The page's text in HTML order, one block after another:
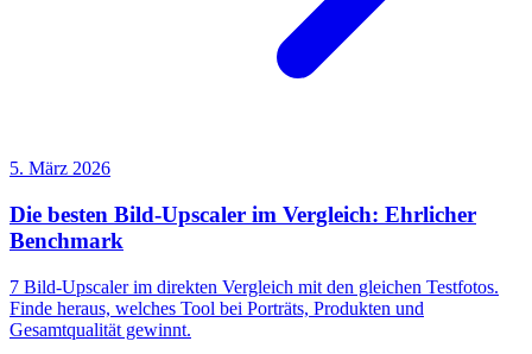
5. März 2026
Die besten Bild-Upscaler im Vergleich: Ehrlicher
Benchmark
7 Bild-Upscaler im direkten Vergleich mit den gleichen Testfotos.
Finde heraus, welches Tool bei Porträts, Produkten und
Gesamtqualität gewinnt.